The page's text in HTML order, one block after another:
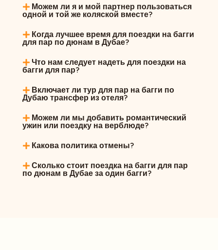
Можем ли я и мой партнер пользоваться
одной и той же коляской вместе?
Когда лучшее время для поездки на багги
для пар по дюнам в Дубае?
Что нам следует надеть для поездки на
багги для пар?
Включает ли тур для пар на багги по
Дубаю трансфер из отеля?
Можем ли мы добавить романтический
ужин или поездку на верблюде?
Какова политика отмены?
Сколько стоит поездка на багги для пар
по дюнам в Дубае за один багги?